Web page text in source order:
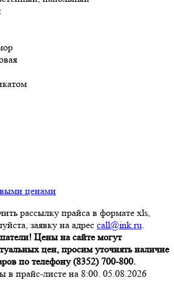
ценами
рассылку прайса в формате xls,
заявку на адрес call@ink.ru.
Цены на сайте могут
цен, просим уточнять наличие
по телефону (8352) 700-800.
в прайс-листе на 8:00. 05.08.2026